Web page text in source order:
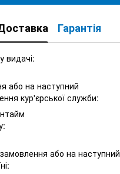
Гарантія
видачі:
або на наступний
кур'єрської служби:
або на наступний